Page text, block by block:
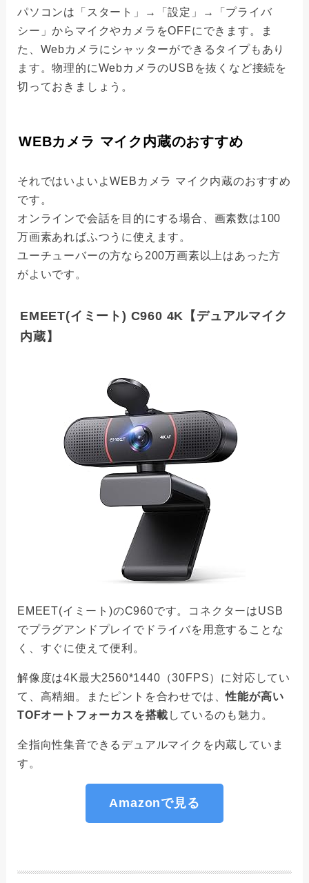
パソコンは「スタート」→「設定」→「プライバ
シー」からマイクやカメラをOFFにできます。ま
た、Webカメラにシャッターができるタイプもあり
ます。物理的にWebカメラのUSBを抜くなど接続を
切っておきましょう。
WEBカメラ マイク内蔵のおすすめ
それではいよいよWEBカメラ マイク内蔵のおすすめ
です。
オンラインで会話を目的にする場合、画素数は100
万画素あればふつうに使えます。
ユーチューバーの方なら200万画素以上はあった方
がよいです。
EMEET(イミート) C960 4K【デュアルマイク
内蔵】
EMEET(イミート)のC960です。コネクターはUSB
でプラグアンドプレイでドライバを用意することな
く、すぐに使えて便利。
解像度は4K最大2560*1440（30FPS）に対応してい
て、高精細。またピントを合わせでは、性能が高い
TOFオートフォーカスを搭載 しているのも魅力。
全指向性集音できるデュアルマイクを内蔵していま
す。
Amazonで見る